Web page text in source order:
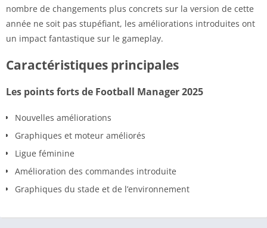
nombre de changements plus concrets sur la version de cette
année ne soit pas stupéfiant, les améliorations introduites ont
un impact fantastique sur le gameplay.
Caractéristiques principales
Les points forts de Football Manager 2025
Nouvelles améliorations
Graphiques et moteur améliorés
Ligue féminine
Amélioration des commandes introduite
Graphiques du stade et de l’environnement